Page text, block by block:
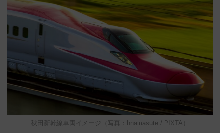
秋田新幹線車両イメージ（写真：hnamasute / PIXTA）